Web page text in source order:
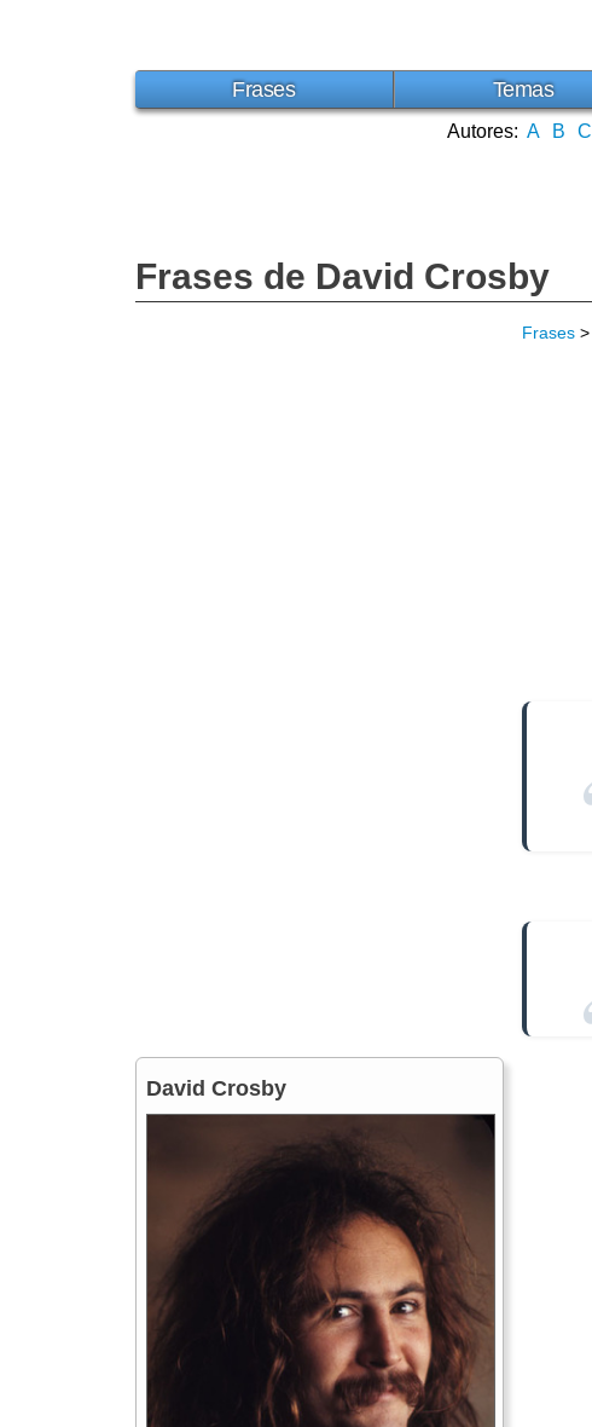
Frases Temas
Autores: A B C
Frases de David Crosby
Frases >
David Crosby